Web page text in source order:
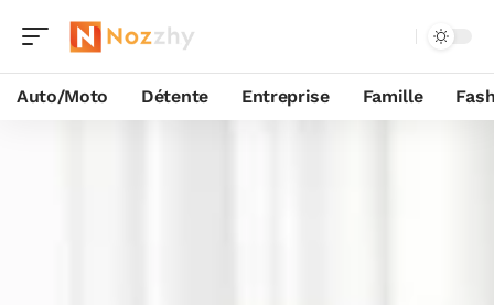
Auto/Moto Détente Entreprise Famille